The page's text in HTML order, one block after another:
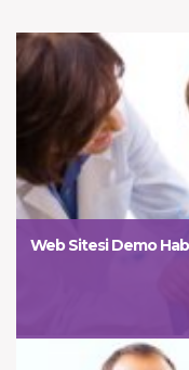
Web Sitesi Demo